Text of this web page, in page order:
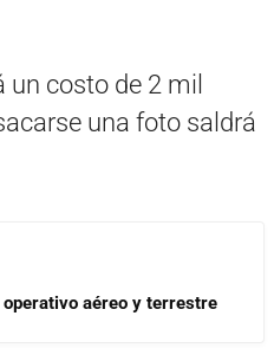
un costo de 2 mil
una foto saldrá
aéreo y terrestre